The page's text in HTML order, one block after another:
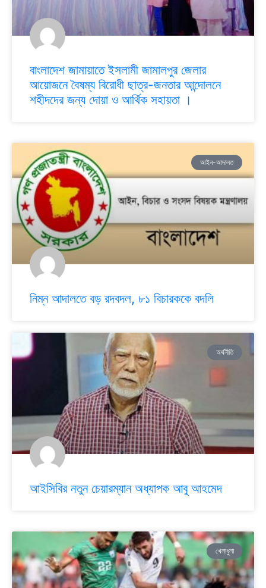
বাংলাদেশ জামায়াতে ইসলামী জামালপুর জেলার
আয়োজনে বৈষম্য বিরোধী ছাত্র-জনতার আন্দোলনে
শহীদদের জন্য দোয়া ও আর্থিক সহায়তা ।
আইন-আদালত
নিম্ন আদালতে বড় রদবদল, ৮১ বিচারককে বদলি
অর্থনীতি
আইসিবির নতুন চেয়ারম্যান অধ্যাপক আবু আহমেদ
খেলাধুলা